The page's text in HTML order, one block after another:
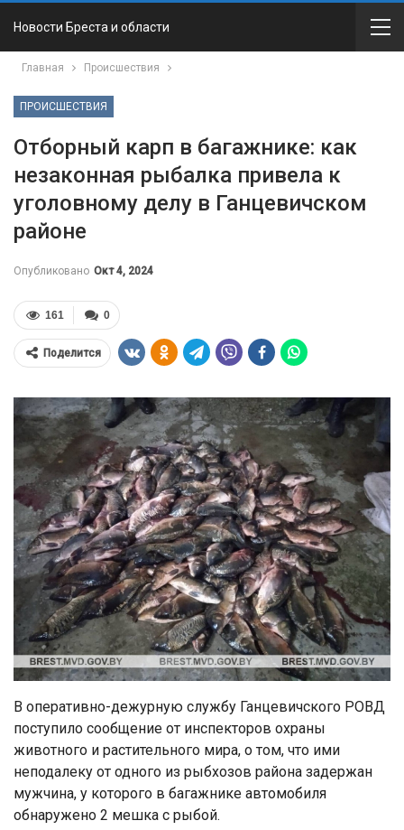
Новости Бреста и области
Главная Происшествия
ПРОИСШЕСТВИЯ
Отборный карп в багажнике: как
незаконная рыбалка привела к
уголовному делу в Ганцевичском
районе
Опубликовано Окт 4, 2024
0
161
Поделится
В оперативно-дежурную службу Ганцевичского РОВД
поступило сообщение от инспекторов охраны
животного и растительного мира, о том, что ими
неподалеку от одного из рыбхозов района задержан
мужчина, у которого в багажнике автомобиля
обнаружено 2 мешка с рыбой.